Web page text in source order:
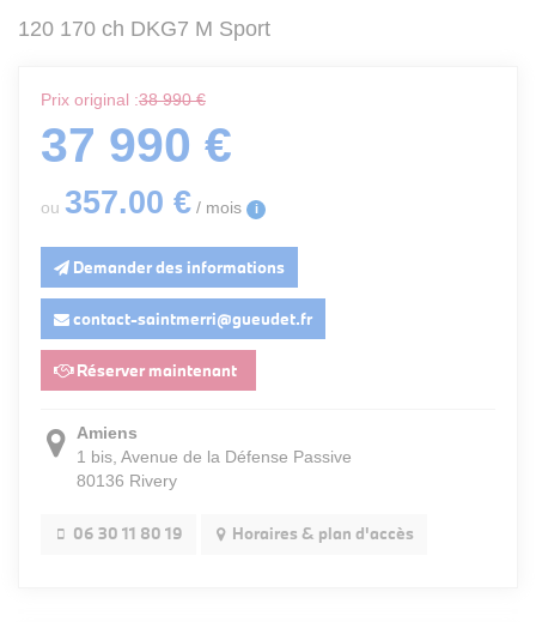
120 170 ch DKG7 M Sport
Prix original :38 990 €
37 990 €
ou 357.00 € / mois i
Demander des informations
contact-saintmerri@gueudet.fr
Réserver maintenant
Amiens
1 bis, Avenue de la Défense Passive
80136 Rivery
06 30 11 80 19 Horaires & plan d'accès